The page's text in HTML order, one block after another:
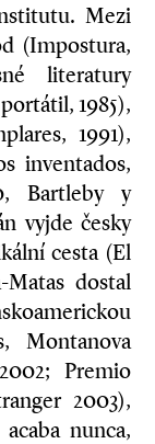
Mezi
(Impostura,
literatury
1985),
1991),
inventados,
Bartleby y
vyjde česky
cesta (El
dostal
Montanova
Premio
2003),
nunca,